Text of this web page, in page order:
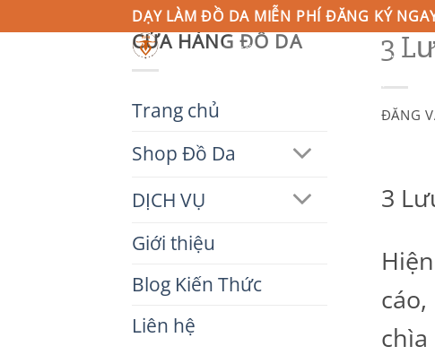
DẠY LÀM ĐỒ DA MIỄN PHÍ ĐĂNG KÝ
CỬA HÀNG ĐỒ DA
Trang chủ
Shop Đồ Da
DỊCH VỤ
Giới thiệu
Blog Kiến Thức
Liên hệ
3
ĐĂNG
3